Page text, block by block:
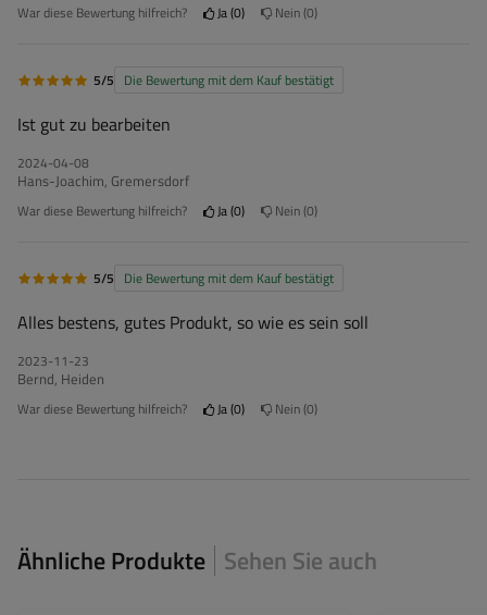
War diese Bewertung hilfreich? Ja 0 Nein 0
5/5 Die Bewertung mit dem Kauf bestätigt
Ist gut zu bearbeiten
2024-04-08
Hans-Joachim, Gremersdorf
War diese Bewertung hilfreich? Ja 0 Nein 0
5/5 Die Bewertung mit dem Kauf bestätigt
Alles bestens, gutes Produkt, so wie es sein soll
2023-11-23
Bernd, Heiden
War diese Bewertung hilfreich? Ja 0 Nein 0
Ähnliche Produkte Sehen Sie auch